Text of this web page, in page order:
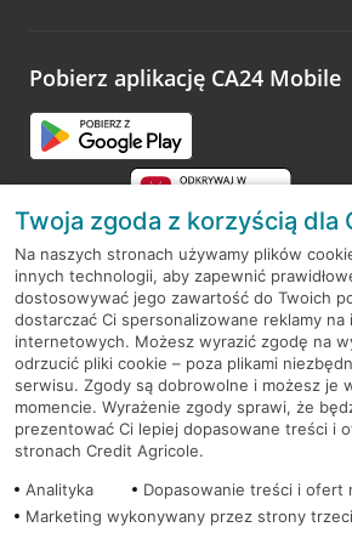
opinie.
Pobierz aplikację CA24 Mobile
RODO
Regulamin serwisu
Mapa serwisu
PolitykaCookies
Twoja zgoda z korzyścią dla
Na naszych stronach używamy plików
innych technologii, aby zapewnić
dostosowywać jego zawartość do Twoich
dostarczać Ci spersonalizowane reklamy na
internetowych. Możesz wyrazić zgodę na
odrzucić pliki cookie – poza plikami
serwisu. Zgody są dobrowolne i możesz je
momencie. Wyrażenie zgody sprawi, że
prezentować Ci lepiej dopasowane treści i
stronach Credit Agricole.
Analityka
Dopasowanie treści i ofert
Marketing wykonywany przez strony